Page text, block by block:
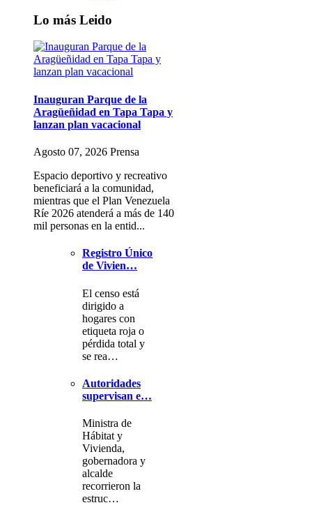
Lo más Leido
Inauguran Parque de la
Aragüeñidad en Tapa Tapa y
lanzan plan vacacional
Agosto 07, 2026 Prensa
Espacio deportivo y recreativo
beneficiará a la comunidad,
mientras que el Plan Venezuela
Ríe 2026 atenderá a más de 140
mil personas en la entid...
Registro Único
de Vivien…
El censo está
dirigido a
hogares con
etiqueta roja o
pérdida total y
se rea…
Autoridades
supervisan e…
Ministra de
Hábitat y
Vivienda,
gobernadora y
alcalde
recorrieron la
estruc…